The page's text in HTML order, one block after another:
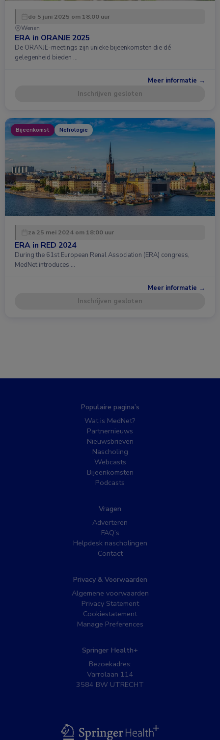
do 5 juni 2025 om 18:00 uur
Wenen
ERA in ORANJE 2025
De ORANJE-meetings zijn unieke bijeenkomsten die dé
gelegenheid bieden …
Meer informatie →
Inschrijven gesloten
Bijeenkomst Nefrologie
za 25 mei 2024 om 18:00 uur
ERA in RED 2024
During the 61st European Renal Association (ERA) congress,
MedNet introduces …
Meer informatie →
Inschrijven gesloten
Populaire pagina’s
Wat is MedNet?
Partnernieuws
Nieuwsbrieven
Nascholing
Webcasts
Bijeenkomsten
Podcasts
Vragen
Adverteren
FAQ’s
Helpdesk nascholingen
Contact
Privacy & Voorwaarden
Algemene voorwaarden
Privacy Statement
Cookiestatement
Manage Preferences
Springer Health+
Bezoekadres:
Varrolaan 114
3584 BW UTRECHT
BSL